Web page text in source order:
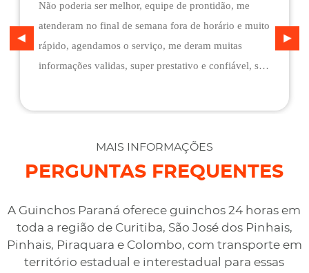
Não poderia ser melhor, equipe de prontidão, me
atenderam no final de semana fora de horário e muito
rápido, agendamos o serviço, me deram muitas
informações validas, super prestativo e confiável, são
desviaram para uma oficina mais próximo, sem
qualquer custo na maior boa vontade.
MAIS INFORMAÇÕES
PERGUNTAS FREQUENTES
A Guinchos Paraná oferece guinchos 24 horas em
toda a região de Curitiba, São José dos Pinhais,
Pinhais, Piraquara e Colombo, com transporte em
território estadual e interestadual para essas